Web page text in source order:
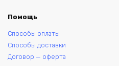
Помощь
Способы оплаты
Способы доставки
Договор — оферта